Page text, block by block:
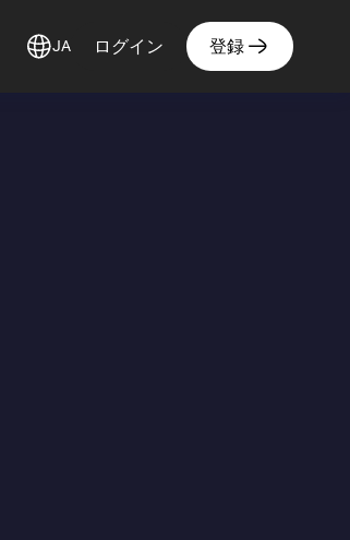
JA ログイン 登録